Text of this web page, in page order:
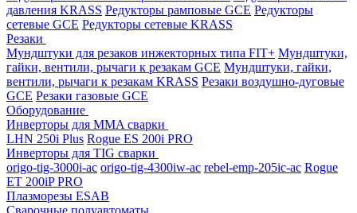
давления KRASS Редукторы рамповые GCE Редукторы
сетевые GCE Редукторы сетевые KRASS
Резаки
Мундштуки для резаков инжекторных типа FIT+ Мундштуки,
гайки, вентили, рычаги к резакам GCE Мундштуки, гайки,
вентили, рычаги к резакам KRASS Резаки воздушно-дуговые
GCE Резаки газовые GCE
Оборудование
Инверторы для MMA сварки
LHN 250i Plus Rogue ES 200i PRO
Инверторы для TIG сварки
origo-tig-3000i-ac origo-tig-4300iw-ac rebel-emp-205ic-ac Rogue
ET 200iP PRO
Плазморезы ESAB
Сварочные полуавтоматы